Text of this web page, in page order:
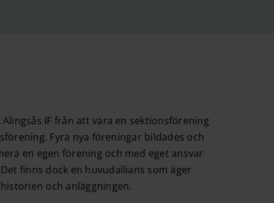
IF från att vara en sektionsförening
Fyra nya föreningar bildades och
en egen förening och med eget ansvar
finns dock en huvudallians som äger
och anläggningen.